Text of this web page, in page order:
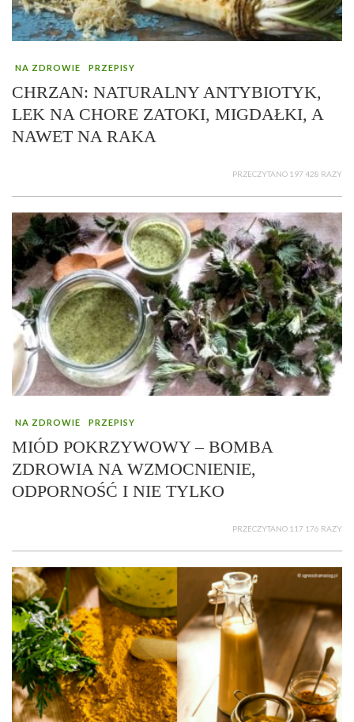
NA ZDROWIE PRZEPISY
CHRZAN: NATURALNY ANTYBIOTYK,
LEK NA CHORE ZATOKI, MIGDAŁKI, A
NAWET NA RAKA
PRZECZYTANO 197 428 RAZY
NA ZDROWIE PRZEPISY
MIÓD POKRZYWOWY – BOMBA
ZDROWIA NA WZMOCNIENIE,
ODPORNOŚĆ I NIE TYLKO
PRZECZYTANO 117 176 RAZY